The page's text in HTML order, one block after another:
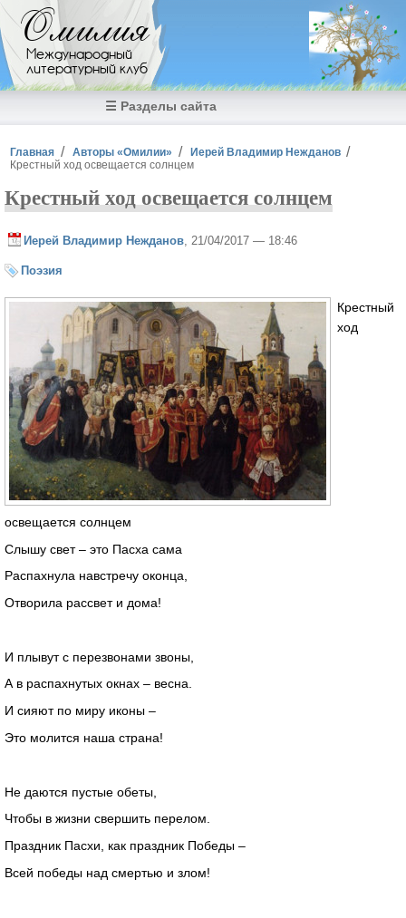
Перейти к основному содержанию
Омилия
Международный
литературный клуб
☰ Разделы сайта
Вы здесь
Главная Авторы «Омилии»
Иерей Владимир Нежданов
Крестный ход освещается солнцем
Крестный ход освещается солнцем
Иерей Владимир Нежданов , 21/04/2017 — 18:46
Поэзия
Крестный
ход
освещается солнцем
Слышу свет – это Пасха сама
Распахнула навстречу оконца,
Отворила рассвет и дома!
И плывут с перезвонами звоны,
А в распахнутых окнах – весна.
И сияют по миру иконы –
Это молится наша страна!
Не даются пустые обеты,
Чтобы в жизни свершить перелом.
Праздник Пасхи, как праздник Победы –
Всей победы над смертью и злом!